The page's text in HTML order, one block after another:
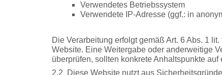
Verwendetes Betriebssystem
Verwendete IP-Adresse (ggf.: in
Die Verarbeitung erfolgt gemäß Art. 6 Abs. 1
Website. Eine Weitergabe oder anderweitige
überprüfen, sollten konkrete Anhaltspunkte
2.2
Diese Website nutzt aus